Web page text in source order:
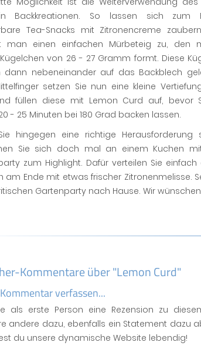
Backkreationen. So lassen sich zum
Tea-Snacks mit Zitronencreme
man einen einfachen Mürbeteig zu, den
von 26 - 27 Gramm formt. Diese
dann nebeneinander auf das Backblech
setzen Sie nun eine kleine
füllen diese mit Lemon Curd auf, bevor
- 25 Minuten bei 180 Grad backen lassen.
hingegen eine richtige Herausforderung
Sie sich doch mal an einem Kuchen
zum Highlight. Dafür verteilen Sie
am Ende mit etwas frischer Zitronenmelisse.
Gartenparty nach Hause. Wir
Kommentare über "Lemon Curd"
verfassen...
als erste Person eine Rezension zu
andere dazu, ebenfalls ein Statement dazu
du unsere dynamische Website lebendig!